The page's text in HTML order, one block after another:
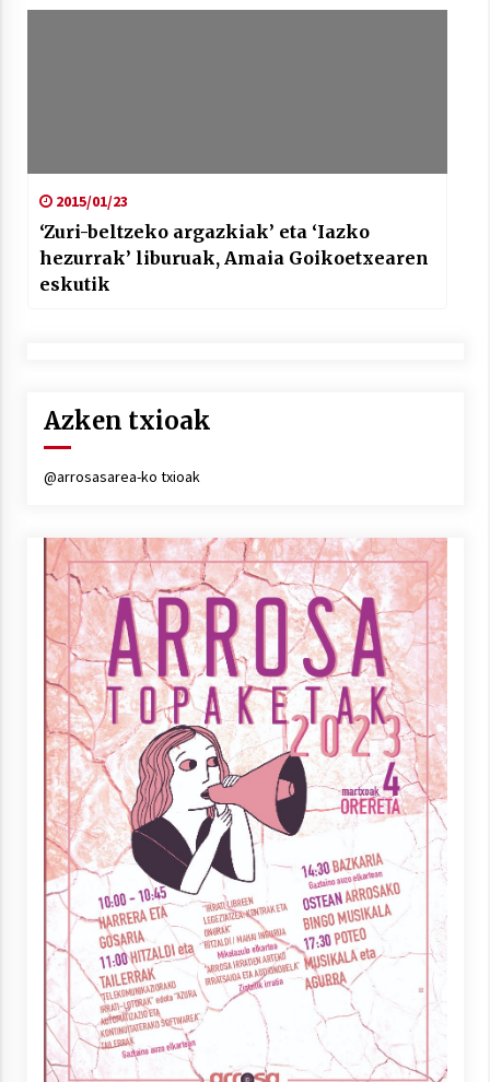
2015/01/23
‘Zuri-beltzeko argazkiak’ eta ‘Iazko
hezurrak’ liburuak, Amaia Goikoetxearen
eskutik
Azken txioak
@arrosasarea-ko txioak